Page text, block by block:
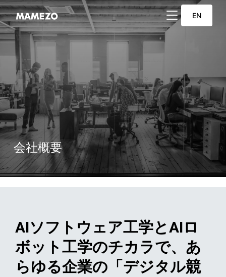
サイドバーとナビ
EN
会社概要
AIソフトウェア工学とAIロ
ボット工学のチカラで、あ
らゆる企業の「デジタル競